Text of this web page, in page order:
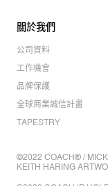
關於我們
公司資料
工作機會
品牌保護
全球商業誠信計畫
TAPESTRY
©2022 COACH® /
KEITH HARING
©2022 COACH IP